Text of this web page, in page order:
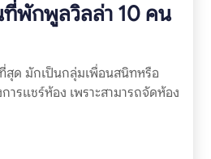
พักพูลวิลล่า 10 คน
ด มักเป็นกลุ่มเพื่อนสนิทหรือ
ารแชร์ห้อง เพราะสามารถจัดห้อง